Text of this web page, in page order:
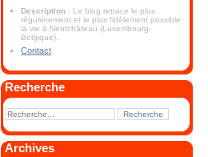
Description : Le blog retrace le plus
régulièrement et le plus fidèlement possible
la vie à Neufchâteau (Luxembourg-
Belgique).
Contact
Recherche
Archives